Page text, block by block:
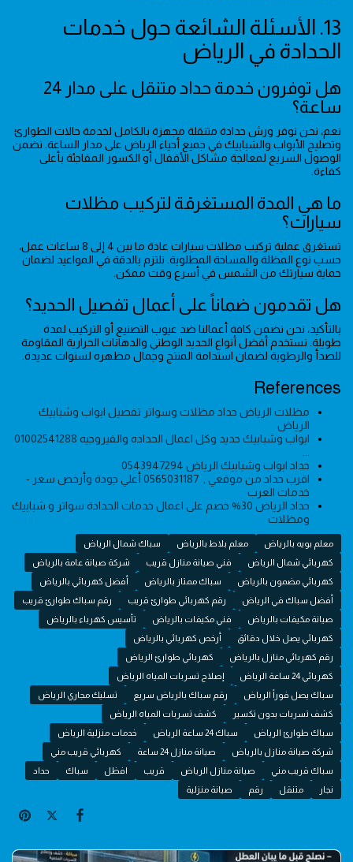
13. الأسئلة الشائعة حول خدمات
الحدادة في الرياض
هل توفرون خدمة حداد متنقل على مدار 24
ساعة؟
نعم، نحن نوفر ورش حدادة متنقلة مجهزة بالكامل لخدمة حالات الطوارئ
وتصليح الأبواب والشبابيك في جميع أحياء الرياض على مدار الساعة. نضمن
الوصول السريع لمعالجة مشاكل الأقفال أو الكسور المفاجئة بأعلى
كفاءة.
ما هي المدة المستغرقة لتركيب مظلات
سيارات؟
تستغرق عملية تركيب مظلات سيارات عادة ما بين 4 إلى 8 ساعات عمل،
حسب نوع المظلة والمساحة المطلوبة. نلتزم بالدقة في المواعيد لضمان
حماية سيارتك من الشمس في أسرع وقت ممكن.
هل تقدمون ضماناً على أعمال تفصيل الحديد؟
بالتأكيد، نحن نضمن كافة أعمالنا ضد عيوب التصنيع أو التركيب لمدة
طويلة. نستخدم أفضل أنواع الحديد الوطني والدهانات الحرارية المقاومة
للصدأ والرطوبة لضمان استدامة المنتج وجمال مظهره لسنوات عديدة.
References
مظلات الرياض حداد مظلات وسواتر تفصيل ابواب وشبابيك
الرياض
ابواب وشبابيك حديد وكل اعمال الحداده والفيروجيه 01002541288
حداد ابواب وشبابيك الرياض 0543947294
اقرب حداد من موقعي , 0565031187 أعلي جودة وأرخص سعر -
خدمات العرب
حداد الرياض 30% خصم على اعمال خدمات الحدادة سواتر و شبابيك
ومظلات
معلم بويه بالرياض معلم بلاط بالرياض
سباك شمال الرياض
كهربائي شمال الرياض
فني صيانة منازل قريب
شركة صيانة عامة بالرياض
كهربائي مضمون بالرياض
سباك ممتاز بالرياض
أفضل كهربائي بالرياض
أفضل سباك في الرياض
رقم كهربائي طوارئ قريب
رقم سباك طوارئ قريب
صيانة مكيفات بالرياض
فني مكيفات بالرياض
تأسيس كهرباء بالرياض
كهربائي يصل خلال دقائق
أرخص كهربائي بالرياض
رقم كهربائي منازل بالرياض
كهربائي طوارئ الرياض
كهربائي 24 ساعة الرياض
إصلاح تسربات المياه الرياض
سباك يصل فوراً الرياض
رقم سباك بالرياض سريع
تسليك مجاري الرياض
كشف تسربات بدون تكسير
كشف تسربات المياه الرياض
سباك طوارئ الرياض
سباك 24 ساعة الرياض
خدمات منزلية الرياض
شركة صيانة منازل بالرياض
صيانة منازل 24 ساعة
كهربائي قريب مني
سباك قريب مني
صيانة منازل الرياض قريب افظل سباك
حداد
نجار
متنقل رقم صيانة منزلية